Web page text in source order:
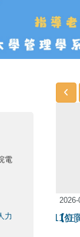
電
力2學期共計11位
【狂